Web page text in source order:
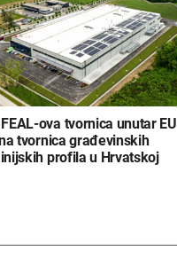
ova tvornica unutar EU
tvornica građevinskih
profila u Hrvatskoj